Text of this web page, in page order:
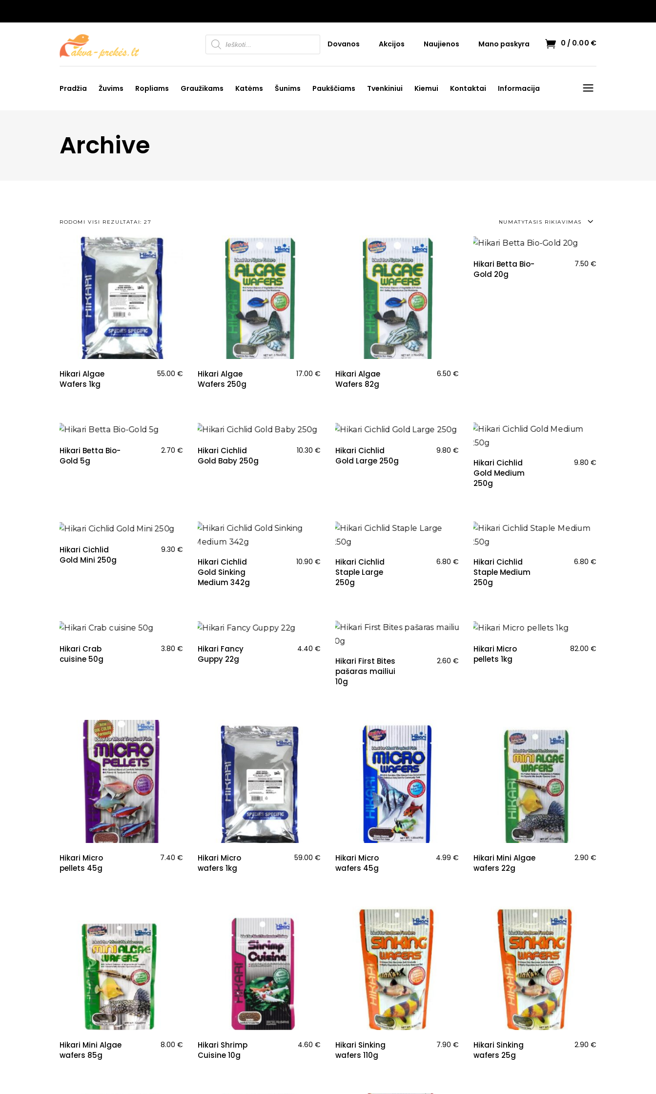
Products
search Dovanos Akcijos Naujienos Mano paskyra 0 0.00 €
Pradžia Žuvims Ropliams Graužikams Katėms Šunims Paukščiams Tvenkiniui Kiemui Kontaktai Informacija
Archive
RODOMI VISI REZULTATAI: 27 NUMATYTASIS RIKIAVIMAS
Hikari Algae
Wafers 1kg
55.00 €
Hikari Algae
Wafers 250g
17.00 €
Hikari Algae
Wafers 82g
6.50 €
Hikari Betta Bio-
Gold 20g
7.50 €
Hikari Betta Bio-
Gold 5g
2.70 €
Hikari Cichlid
Gold Baby 250g
10.30 €
Hikari Cichlid
Gold Large 250g
9.80 €
Hikari Cichlid
Gold Medium
250g
9.80 €
Hikari Cichlid
Gold Mini 250g
9.30 €
Hikari Cichlid
Gold Sinking
Medium 342g
10.90 €
Hikari Cichlid
Staple Large
250g
6.80 €
Hikari Cichlid
Staple Medium
250g
6.80 €
Hikari Crab
cuisine 50g
3.80 €
Hikari Fancy
Guppy 22g
4.40 €
Hikari First Bites
pašaras mailiui
10g
2.60 €
Hikari Micro
pellets 1kg
82.00 €
Hikari Micro
pellets 45g
7.40 €
Hikari Micro
wafers 1kg
59.00 €
Hikari Micro
wafers 45g
4.99 €
Hikari Mini Algae
wafers 22g
2.90 €
Hikari Mini Algae
wafers 85g
8.00 €
Hikari Shrimp
Cuisine 10g
4.60 €
Hikari Sinking
wafers 110g
7.90 €
Hikari Sinking
wafers 25g
2.90 €